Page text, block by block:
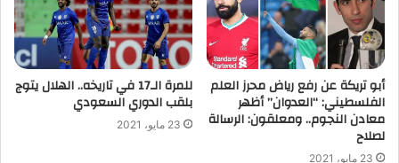
أبو تريكة عن رفع رياض محرز العلم
الفلسطيني: “العدوان” أظهر
معادن النجوم.. ومعلقون: الرسالة
لصلاح
23 مايو، 2021
للمرة الـ17 في تاريخه.. الهلال يتوج
بلقب الدوري السعودي
23 مايو، 2021